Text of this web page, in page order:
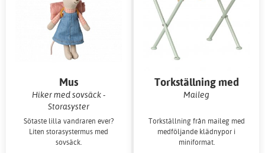
Mus
Hiker med sovsäck -
Storasyster
Sötaste lilla vandraren ever?
Liten storasystermus med
sovsäck.
Torkställning med
klädnypor
Maileg
Torkställning från maileg med
medföljande klädnypor i
miniformat.